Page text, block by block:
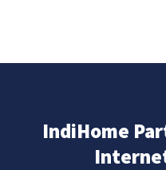
IndiHome